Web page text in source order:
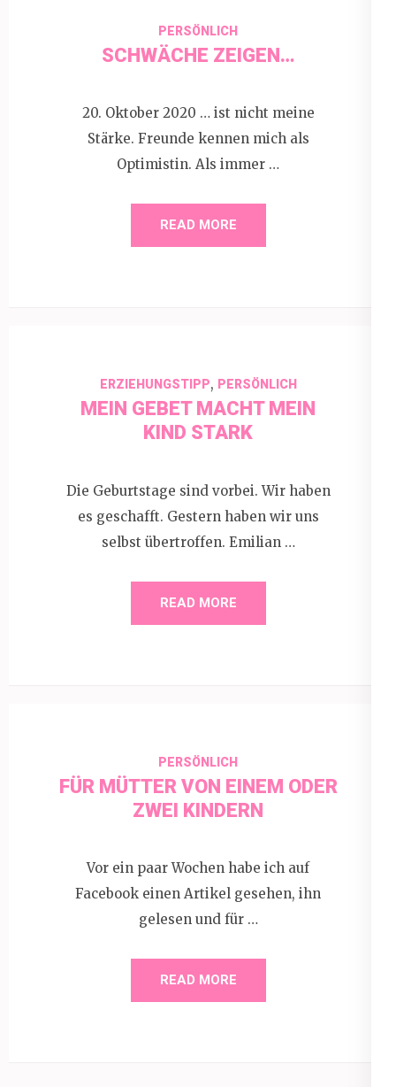
PERSÖNLICH
SCHWÄCHE ZEIGEN…
20. Oktober 2020 … ist nicht meine
Stärke. Freunde kennen mich als
Optimistin. Als immer …
READ MORE
ERZIEHUNGSTIPP, PERSÖNLICH
MEIN GEBET MACHT MEIN
KIND STARK
Die Geburtstage sind vorbei. Wir haben
es geschafft. Gestern haben wir uns
selbst übertroffen. Emilian …
READ MORE
PERSÖNLICH
FÜR MÜTTER VON EINEM ODER
ZWEI KINDERN
Vor ein paar Wochen habe ich auf
Facebook einen Artikel gesehen, ihn
gelesen und für …
READ MORE